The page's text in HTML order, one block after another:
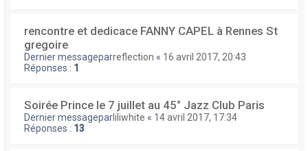
rencontre et dedicace FANNY CAPEL à Rennes St
gregoire
Dernier messageparreflection « 16 avril 2017, 20:43
Réponses : 1
Soirée Prince le 7 juillet au 45° Jazz Club Paris
Dernier messageparliliwhite « 14 avril 2017, 17:34
Réponses : 13